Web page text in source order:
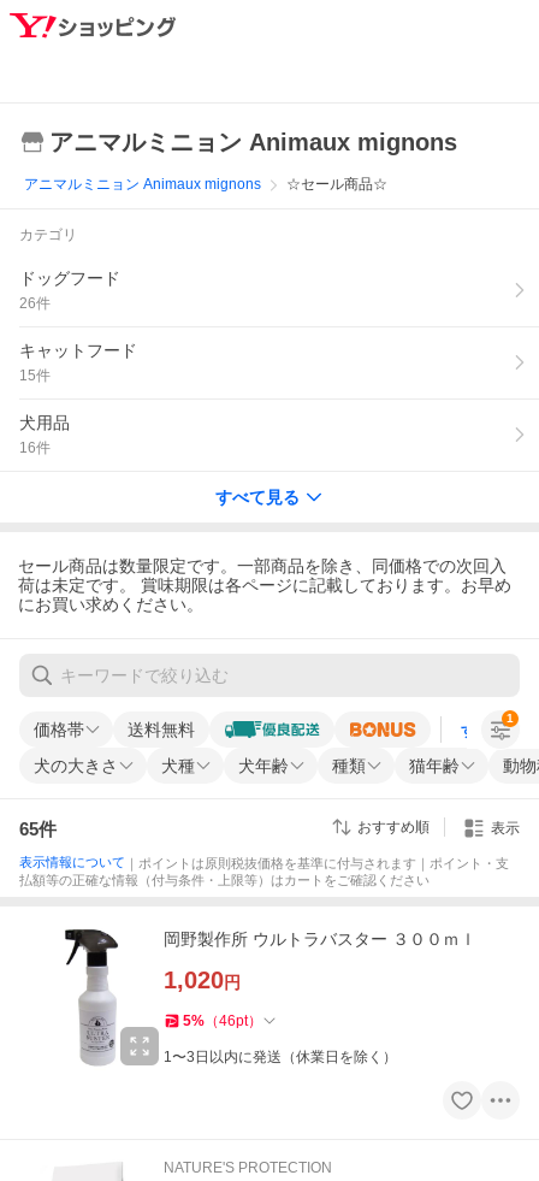
アニマルミニョン Animaux mignons
アニマルミニョン Animaux mignons ☆セール商品☆
カテゴリ
ドッグフード
26件
キャットフード
15件
犬用品
16件
すべて見る
セール商品は数量限定です。一部商品を除き、同価格での次回入
荷は未定です。 賞味期限は各ページに記載しております。お早め
にお買い求めください。
価格帯 送料無料 すべての条
犬の大きさ 犬種 犬年齢 種類 猫年齢 動
1
65件 おすすめ順 表示
表示情報について ｜ポイントは原則税抜価格を基準に付与されます｜ポイント・支
払額等の正確な情報（付与条件・上限等）はカートをご確認ください
岡野製作所 ウルトラバスター ３００ｍｌ
1,020円
5% （46pt）
1〜3日以内に発送（休業日を除く）
NATURE'S PROTECTION